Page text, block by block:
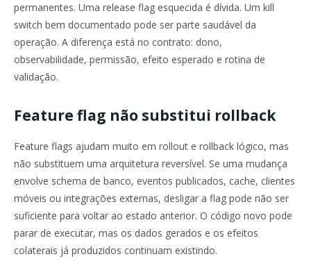
permanentes. Uma release flag esquecida é dívida. Um kill
switch bem documentado pode ser parte saudável da
operação. A diferença está no contrato: dono,
observabilidade, permissão, efeito esperado e rotina de
validação.
Feature flag não substitui rollback
Feature flags ajudam muito em rollout e rollback lógico, mas
não substituem uma arquitetura reversível. Se uma mudança
envolve schema de banco, eventos publicados, cache, clientes
móveis ou integrações externas, desligar a flag pode não ser
suficiente para voltar ao estado anterior. O código novo pode
parar de executar, mas os dados gerados e os efeitos
colaterais já produzidos continuam existindo.